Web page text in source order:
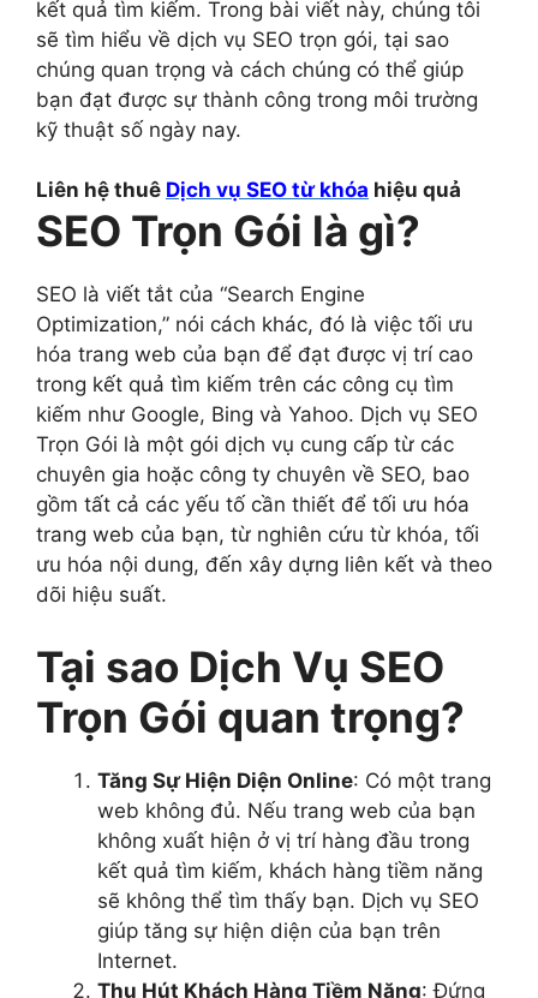
kết quả tìm kiếm. Trong bài viết này, chúng tôi
sẽ tìm hiểu về dịch vụ SEO trọn gói, tại sao
chúng quan trọng và cách chúng có thể giúp
bạn đạt được sự thành công trong môi trường
kỹ thuật số ngày nay.
Liên hệ thuê Dịch vụ SEO từ khóa hiệu quả
SEO Trọn Gói là gì?
SEO là viết tắt của “Search Engine
Optimization,” nói cách khác, đó là việc tối ưu
hóa trang web của bạn để đạt được vị trí cao
trong kết quả tìm kiếm trên các công cụ tìm
kiếm như Google, Bing và Yahoo. Dịch vụ SEO
Trọn Gói là một gói dịch vụ cung cấp từ các
chuyên gia hoặc công ty chuyên về SEO, bao
gồm tất cả các yếu tố cần thiết để tối ưu hóa
trang web của bạn, từ nghiên cứu từ khóa, tối
ưu hóa nội dung, đến xây dựng liên kết và theo
dõi hiệu suất.
Tại sao Dịch Vụ SEO
Trọn Gói quan trọng?
Tăng Sự Hiện Diện Online: Có một trang
web không đủ. Nếu trang web của bạn
không xuất hiện ở vị trí hàng đầu trong
kết quả tìm kiếm, khách hàng tiềm năng
sẽ không thể tìm thấy bạn. Dịch vụ SEO
giúp tăng sự hiện diện của bạn trên
Internet.
Thu Hút Khách Hàng Tiềm Năng: Đứng